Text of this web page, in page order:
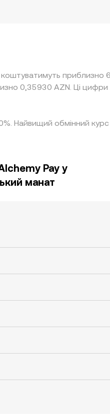
0,35930 AZN. Ці
Найвищий обмінний
Pay у
манат